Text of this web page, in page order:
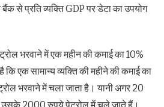
से प्रति व्यक्ति GDP पर डेटा का उपयोग
भरवाने में एक महीन की कमाई का 10%
कि एक सामान्य व्यक्ति की महीने की कमाई का
भरवाने में चला जाता है। यानी अगर 20